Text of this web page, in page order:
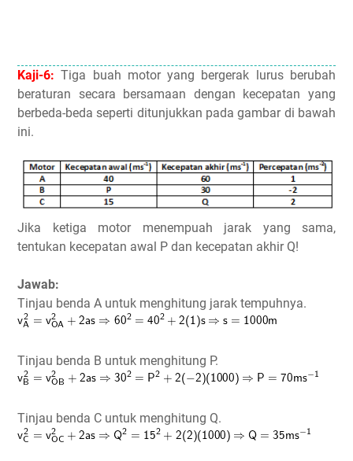
Kaji-6: Tiga buah motor yang bergerak lurus berubah
beraturan secara bersamaan dengan kecepatan yang
berbeda-beda seperti ditunjukkan pada gambar di bawah
ini.
Jika ketiga motor menempuah jarak yang sama,
tentukan kecepatan awal P dan kecepatan akhir Q!
Jawab:
Tinjau benda A untuk menghitung jarak tempuhnya.
Tinjau benda B untuk menghitung P.
Tinjau benda C untuk menghitung Q.